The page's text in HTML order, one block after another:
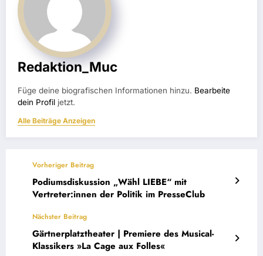
Redaktion_Muc
Füge deine biografischen Informationen hinzu. Bearbeite
dein Profil jetzt.
Alle Beiträge Anzeigen
Vorheriger Beitrag
Podiumsdiskussion „Wähl LIEBE“ mit
Vertreter:innen der Politik im PresseClub
Nächster Beitrag
Gärtnerplatztheater | Premiere des Musical-
Klassikers »La Cage aux Folles«